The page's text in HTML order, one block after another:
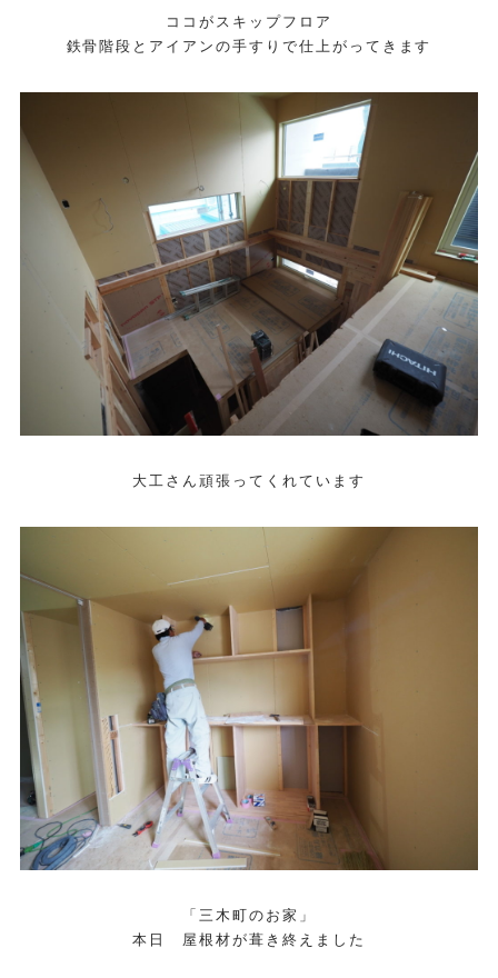
ココがスキップフロア
鉄骨階段とアイアンの手すりで仕上がってきます
大工さん頑張ってくれています
「三木町のお家」
本日 屋根材が葺き終えました